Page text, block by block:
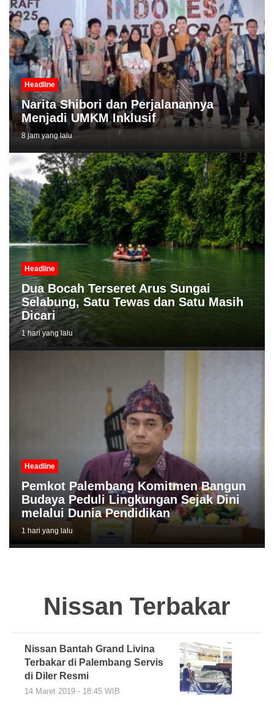
Headline
Narita Shibori dan Perjalanannya
Menjadi UMKM Inklusif
8 jam yang lalu
Headline
Dua Bocah Terseret Arus Sungai
Selabung, Satu Tewas dan Satu Masih
Dicari
1 hari yang lalu
Headline
Pemkot Palembang Komitmen Bangun
Budaya Peduli Lingkungan Sejak Dini
melalui Dunia Pendidikan
1 hari yang lalu
Nissan Terbakar
Nissan Bantah Grand Livina
Terbakar di Palembang Servis
di Diler Resmi
14 Maret 2019 - 18:45 WIB